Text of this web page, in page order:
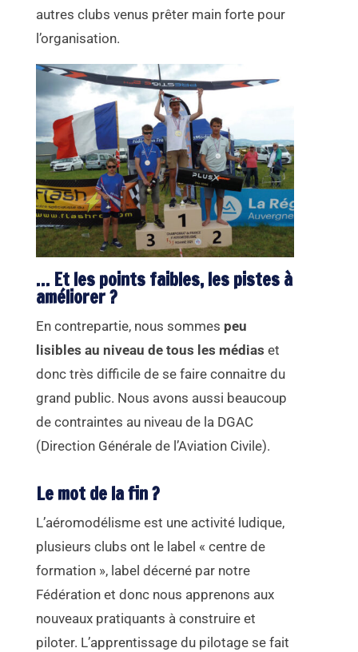
autres clubs venus prêter main forte pour
l’organisation.
… Et les points faibles, les pistes à
améliorer ?
En contrepartie, nous sommes peu
lisibles au niveau de tous les médias et
donc très difficile de se faire connaitre du
grand public. Nous avons aussi beaucoup
de contraintes au niveau de la DGAC
(Direction Générale de l’Aviation Civile).
Le mot de la fin ?
L’aéromodélisme est une activité ludique,
plusieurs clubs ont le label « centre de
formation », label décerné par notre
Fédération et donc nous apprenons aux
nouveaux pratiquants à construire et
piloter. L’apprentissage du pilotage se fait